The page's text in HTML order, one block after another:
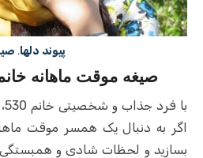
پیوند دلها,
صیغه موقت ماهانه خانم 531
اگر به دنبال یک همسر موقت
بسازید و لحظات شادی و همبستگی